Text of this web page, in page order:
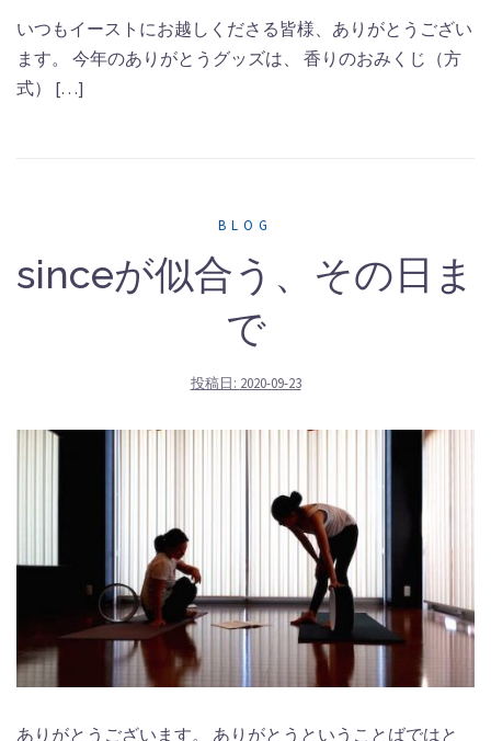
いつもイーストにお越しくださる皆様、ありがとうござい
ます。 今年のありがとうグッズは、 香りのおみくじ（方
式） […]
BLOG
sinceが似合う、その日ま
で
投稿日: 2020-09-23
ありがとうございます。 ありがとうということばではと